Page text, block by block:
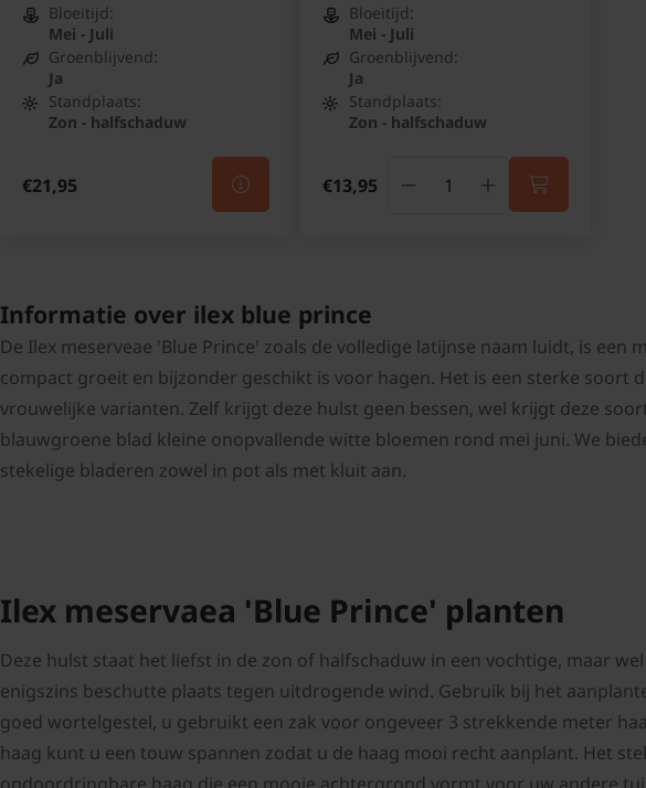
Bloeitijd:
Mei - Juli
Groenblijvend:
Ja
Standplaats:
Zon - halfschaduw
€21,95
Bloeitijd:
Mei - Juli
Groenblijvend:
Ja
Standplaats:
Zon - halfschaduw
€13,95
Informatie over ilex blue prince
De Ilex meserveae 'Blue Prince' zoals de volledige latijnse naam luidt, is een
compact groeit en bijzonder geschikt is voor hagen. Het is een sterke soort
vrouwelijke varianten. Zelf krijgt deze hulst geen bessen, wel krijgt deze
blauwgroene blad kleine onopvallende witte bloemen rond mei juni. We
stekelige bladeren zowel in pot als met kluit aan.
Ilex meservaea 'Blue Prince' planten
Deze hulst staat het liefst in de zon of halfschaduw in een vochtige, maar
enigszins beschutte plaats tegen uitdrogende wind. Gebruik bij het
goed wortelgestel, u gebruikt een zak voor ongeveer 3 strekkende meter
haag kunt u een touw spannen zodat u de haag mooi recht aanplant. Het